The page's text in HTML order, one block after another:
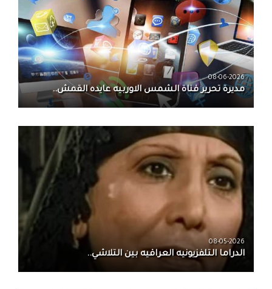
08-06-2026
مديرة تحرير قناة الشمس الاوربيه عايده القمش..
08-05-2026
الدراما التلفزيونيه العراقيه بين التلاشي..